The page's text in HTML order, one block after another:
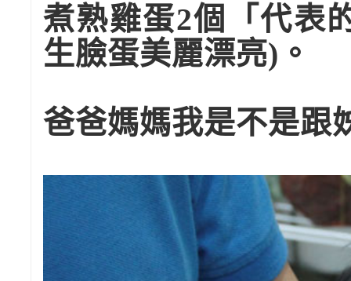
煮熟雞蛋2個「代表
生臉蛋美麗漂亮)。
爸爸媽媽我是不是跟